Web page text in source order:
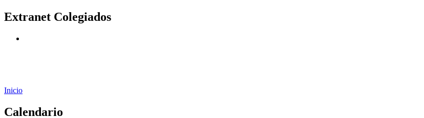
Extranet Colegiados
Inicio
Calendario